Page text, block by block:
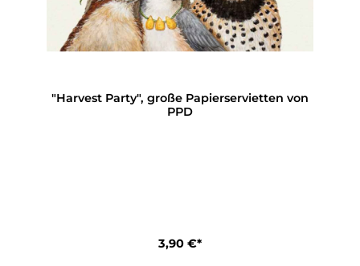
"Harvest Party", große Papierservietten von
PPD
3,90 €*